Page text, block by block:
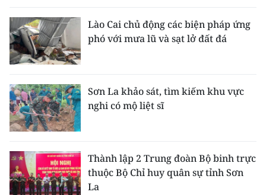
Lào Cai chủ động các biện pháp ứng
phó với mưa lũ và sạt lở đất đá
Sơn La khảo sát, tìm kiếm khu vực
nghi có mộ liệt sĩ
Thành lập 2 Trung đoàn Bộ binh trực
thuộc Bộ Chỉ huy quân sự tỉnh Sơn
La